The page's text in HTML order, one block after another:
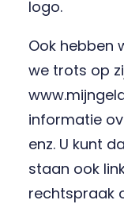
logo.
Ook hebben
we trots op
informatie
enz. U kunt
staan ook
rechtspraak